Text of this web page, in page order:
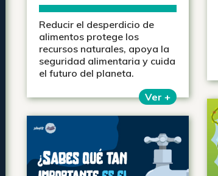
Reducir el desperdicio de
alimentos protege los
recursos naturales, apoya la
seguridad alimentaria y cuida
el futuro del planeta.
Ver +